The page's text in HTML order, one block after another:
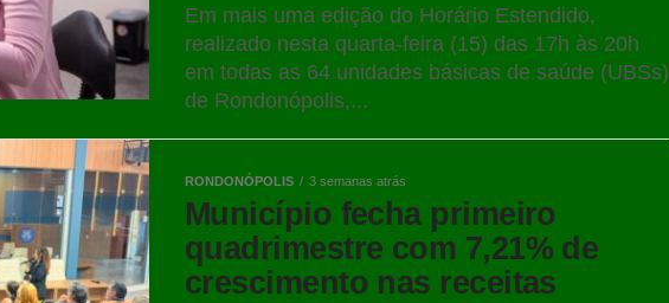
Em mais uma edição do Horário Estendido,
realizado nesta quarta-feira (15) das 17h às 20h
em todas as 64 unidades básicas de saúde (UBSs)
de Rondonópolis,...
RONDONÓPOLIS 3 semanas atrás
Município fecha primeiro
quadrimestre com 7,21% de
crescimento nas receitas